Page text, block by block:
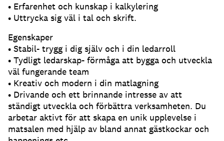
• Erfarenhet och kunskap i kalkylering
• Uttrycka sig väl i tal och skrift.
Egenskaper
• Stabil- trygg i dig själv och i din ledarroll
• Tydligt ledarskap- förmåga att bygga och utveckla
väl fungerande team
• Kreativ och modern i din matlagning
• Drivande och ett brinnande intresse av att
ständigt utveckla och förbättra verksamheten. Du
arbetar aktivt för att skapa en unik upplevelse i
matsalen med hjälp av bland annat gästkockar och